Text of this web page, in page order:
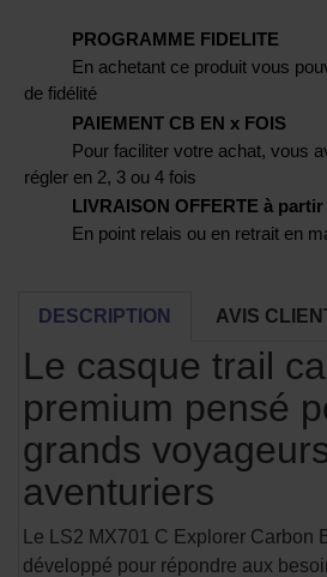
PROGRAMME FIDELITE
En achetant ce produit vous
de fidélité
PAIEMENT CB EN x FOIS
Pour faciliter votre achat, vous
régler en 2, 3 ou 4 fois
LIVRAISON OFFERTE à
En point relais ou en retrait en
DESCRIPTION AVIS
Le casque trail
premium pensé
grands
aventuriers
Le LS2 MX701 C Explorer Carbon
développé pour répondre aux